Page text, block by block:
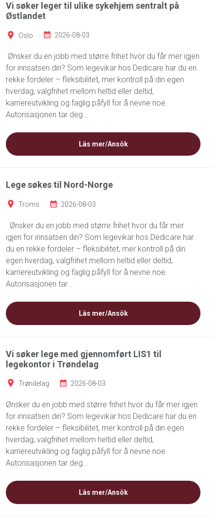
Vi søker leger til ulike sykehjem sentralt på
Østlandet
Oslo 2026-08-03
Ønsker du en jobb med større frihet hvor du får mer igjen
for innsatsen din? Som legevikar hos Dedicare har du en
rekke fordeler – fleksibilitet, mer kontroll på din egen
hverdag, valgfrihet mellom heltid eller deltid,
karriereutvikling og faglig påfyll for å nevne noe.
Autorisasjonen tar deg...
Läs mer/Ansök
Lege søkes til Nord-Norge
Troms 2026-08-03
Ønsker du en jobb med større frihet hvor du får mer
igjen for innsatsen din? Som legevikar hos Dedicare har
du en rekke fordeler – fleksibilitet, mer kontroll på din
egen hverdag, valgfrihet mellom heltid eller deltid,
karriereutvikling og faglig påfyll for å nevne noe.
Autorisasjonen tar...
Läs mer/Ansök
Vi søker lege med gjennomført LIS1 til
legekontor i Trøndelag
Trøndelag 2026-08-03
Ønsker du en jobb med større frihet hvor du får mer igjen
for innsatsen din? Som legevikar hos Dedicare har du en
rekke fordeler – fleksibilitet, mer kontroll på din egen
hverdag, valgfrihet mellom heltid eller deltid,
karriereutvikling og faglig påfyll for å nevne noe.
Autorisasjonen tar deg...
Läs mer/Ansök